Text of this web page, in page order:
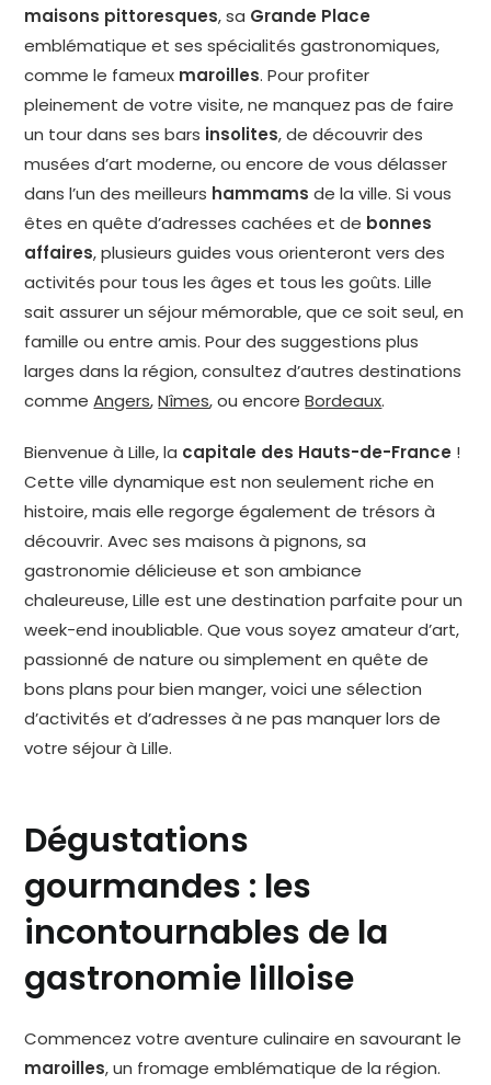
maisons pittoresques, sa Grande Place
emblématique et ses spécialités gastronomiques,
comme le fameux maroilles. Pour profiter
pleinement de votre visite, ne manquez pas de faire
un tour dans ses bars insolites, de découvrir des
musées d’art moderne, ou encore de vous délasser
dans l’un des meilleurs hammams de la ville. Si vous
êtes en quête d’adresses cachées et de bonnes
affaires, plusieurs guides vous orienteront vers des
activités pour tous les âges et tous les goûts. Lille
sait assurer un séjour mémorable, que ce soit seul, en
famille ou entre amis. Pour des suggestions plus
larges dans la région, consultez d’autres destinations
commeAngers,Nîmes, ou encoreBordeaux.
Bienvenue à Lille, la capitale des Hauts-de-France !
Cette ville dynamique est non seulement riche en
histoire, mais elle regorge également de trésors à
découvrir. Avec ses maisons à pignons, sa
gastronomie délicieuse et son ambiance
chaleureuse, Lille est une destination parfaite pour un
week-end inoubliable. Que vous soyez amateur d’art,
passionné de nature ou simplement en quête de
bons plans pour bien manger, voici une sélection
d’activités et d’adresses à ne pas manquer lors de
votre séjour à Lille.
Dégustations
gourmandes : les
incontournables de la
gastronomie lilloise
Commencez votre aventure culinaire en savourant le
maroilles, un fromage emblématique de la région.